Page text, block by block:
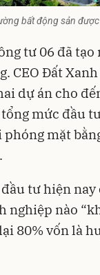
bất động sản
tư 06 đã tạo
CEO Đất
dự án cho
mức đầu
mặt
tưhiện nay
nghiệp nào
80% vốn là